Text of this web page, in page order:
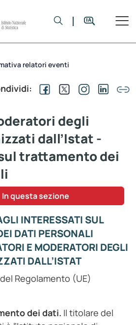
relatori eventi
degli
dall’Istat -
trattamento dei
In questa sezione
INTERESSATI SUL
DATI PERSONALI
E MODERATORI DEGLI
DALL’ISTAT
Regolamento (UE)
dei dati. Il titolare del